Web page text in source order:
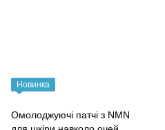
Новинка
Омолоджуючі патчі з NMN